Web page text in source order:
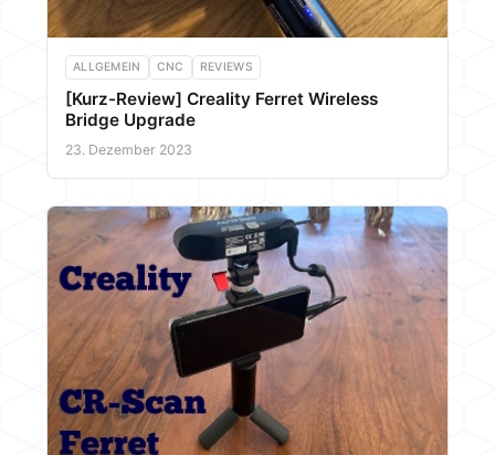
ALLGEMEIN CNC REVIEWS
[Kurz-Review] Creality Ferret Wireless
Bridge Upgrade
23. Dezember 2023